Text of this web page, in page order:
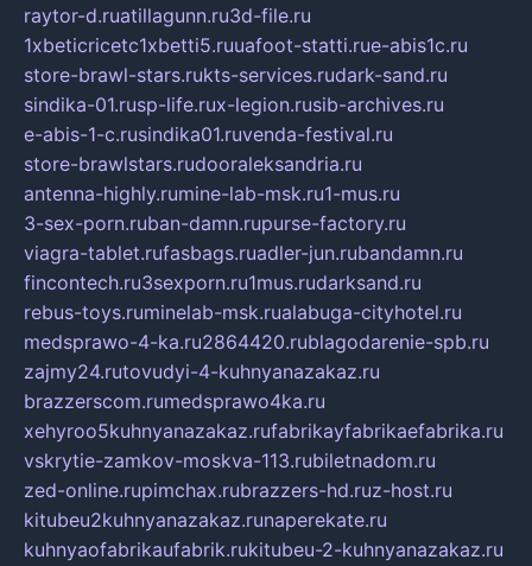
raytor-d.ruatillagunn.ru3d-file.ru
1xbeticricetc1xbetti5.ruuafoot-statti.rue-abis1c.ru
store-brawl-stars.rukts-services.rudark-sand.ru
sindika-01.rusp-life.rux-legion.rusib-archives.ru
e-abis-1-c.rusindika01.ruvenda-festival.ru
store-brawlstars.rudooraleksandria.ru
antenna-highly.rumine-lab-msk.ru1-mus.ru
3-sex-porn.ruban-damn.rupurse-factory.ru
viagra-tablet.rufasbags.ruadler-jun.rubandamn.ru
fincontech.ru3sexporn.ru1mus.rudarksand.ru
rebus-toys.ruminelab-msk.rualabuga-cityhotel.ru
medsprawo-4-ka.ru2864420.rublagodarenie-spb.ru
zajmy24.rutovudyi-4-kuhnyanazakaz.ru
brazzerscom.rumedsprawo4ka.ru
xehyroo5kuhnyanazakaz.rufabrikayfabrikaefabrika.ru
vskrytie-zamkov-moskva-113.rubiletnadom.ru
zed-online.rupimchax.rubrazzers-hd.ruz-host.ru
kitubeu2kuhnyanazakaz.runaperekate.ru
kuhnyaofabrikaufabrik.rukitubeu-2-kuhnyanazakaz.ru